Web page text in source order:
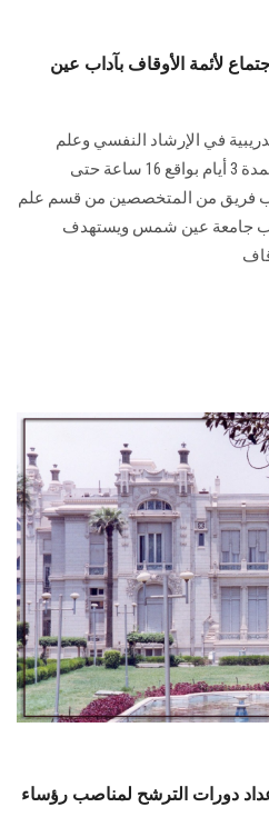
لأئمة الأوقاف بآداب عين
في الإرشاد النفسي وعلم
الاجتماع لأئمة الأوقاف وتستمر لمدة 3 أيام بواقع 16 ساعة حتى
فريق من المتخصصين من قسم علم
جامعة عين شمس ويستهدف
دورات الترشح لمناصب رؤساء